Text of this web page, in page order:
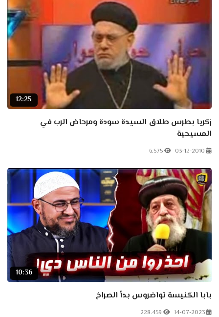
12:25
زكريا بطرس طلاق السيدة سودة ومرحاض الرب في
المسيحية
03-12-2010
6.575
10:36
بابا الكنيسة تواضروس بدأ الصراخ
14-07-2023
228.459